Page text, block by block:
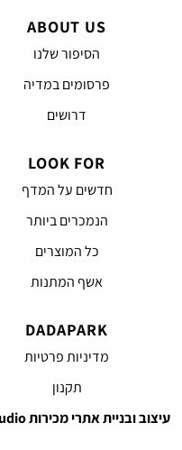
ABOUT US
הסיפור שלנו
פרסומים במדיה
דרושים
LOOK FOR
חדשים על המדף
הנמכרים ביותר
כל המוצרים
אשף המתנות
DADAPARK
מדיניות פרטיות
תקנון
עיצוב ובניית אתרי מכירות UD Studio